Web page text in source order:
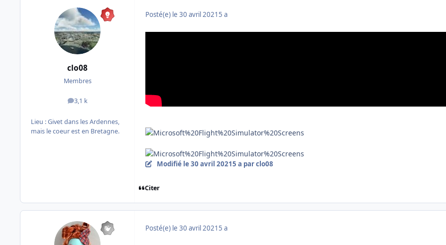
clo08
Membres
3,1 k
messages
Lieu :Givet dans les Ardennes,
mais le coeur est en Bretagne.
Posté(e) le 30 avril 2021 5 a
Modifié le 30 avril 20215 a par clo08
Citer
Posté(e) le 30 avril 2021 5 a